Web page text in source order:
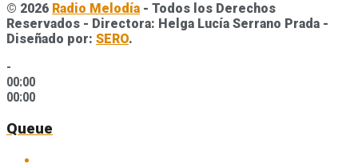
© 2026 Radio Melodía - Todos los Derechos
Reservados - Directora: Helga Lucía Serrano Prada -
Diseñado por: SERO.
-
00:00
00:00
Queue